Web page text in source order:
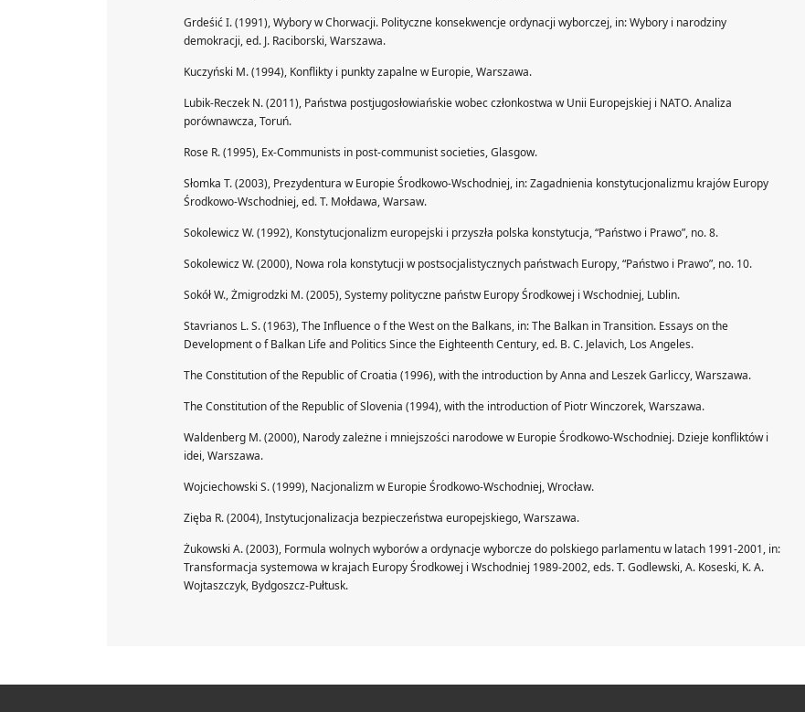
Grdeśić I. (1991), Wybory w Chorwacji. Polityczne konsekwencje ordynacji wyborczej, in: Wybory i narodziny
demokracji, ed. J. Raciborski, Warszawa.
Kuczyński M. (1994), Konflikty i punkty zapalne w Europie, Warszawa.
Lubik-Reczek N. (2011), Państwa postjugosłowiańskie wobec członkostwa w Unii Europejskiej i NATO. Analiza
porównawcza, Toruń.
Rose R. (1995), Ex-Communists in post-communist societies, Glasgow.
Słomka T. (2003), Prezydentura w Europie Środkowo-Wschodniej, in: Zagadnienia konstytucjonalizmu krajów Europy
Środkowo-Wschodniej, ed. T. Mołdawa, Warsaw.
Sokolewicz W. (1992), Konstytucjonalizm europejski i przyszła polska konstytucja, “Państwo i Prawo”, no. 8.
Sokolewicz W. (2000), Nowa rola konstytucji w postsocjalistycznych państwach Europy, “Państwo i Prawo”, no. 10.
Sokół W., Żmigrodzki M. (2005), Systemy polityczne państw Europy Środkowej i Wschodniej, Lublin.
Stavrianos L. S. (1963), The Influence o f the West on the Balkans, in: The Balkan in Transition. Essays on the
Development o f Balkan Life and Politics Since the Eighteenth Century, ed. B. C. Jelavich, Los Angeles.
The Constitution of the Republic of Croatia (1996), with the introduction by Anna and Leszek Garliccy, Warszawa.
The Constitution of the Republic of Slovenia (1994), with the introduction of Piotr Winczorek, Warszawa.
Waldenberg M. (2000), Narody zależne i mniejszości narodowe w Europie Środkowo-Wschodniej. Dzieje konfliktów i
idei, Warszawa.
Wojciechowski S. (1999), Nacjonalizm w Europie Środkowo-Wschodniej, Wrocław.
Zięba R. (2004), Instytucjonalizacja bezpieczeństwa europejskiego, Warszawa.
Żukowski A. (2003), Formula wolnych wyborów a ordynacje wyborcze do polskiego parlamentu w latach 1991-2001, in:
Transformacja systemowa w krajach Europy Środkowej i Wschodniej 1989-2002, eds. T. Godlewski, A. Koseski, K. A.
Wojtaszczyk, Bydgoszcz-Pułtusk.